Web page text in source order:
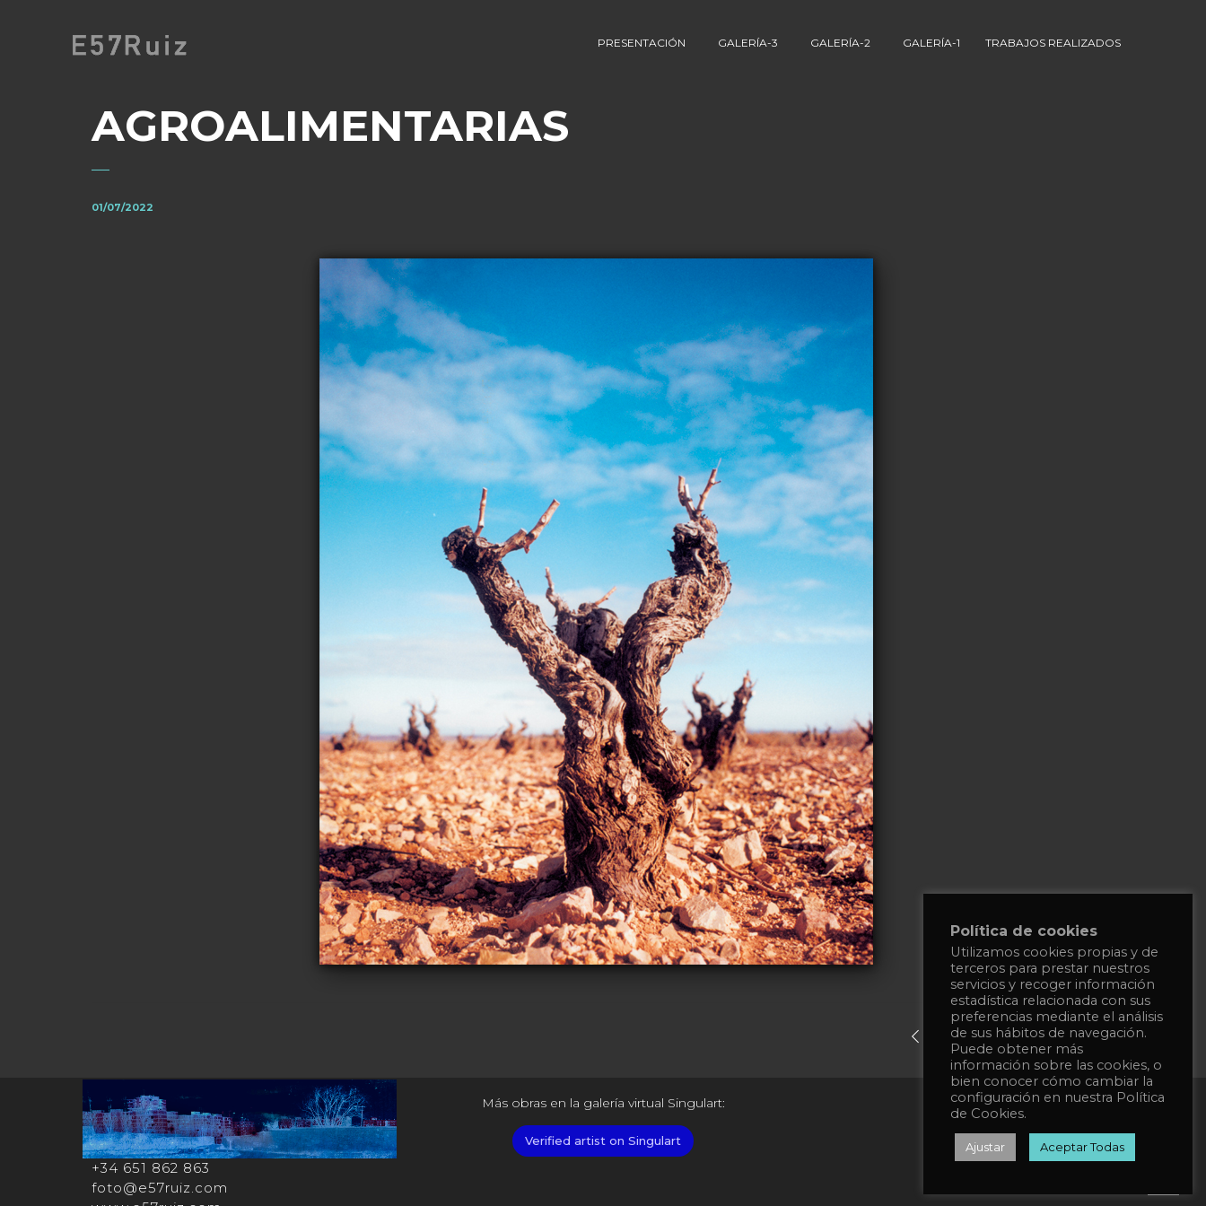
PRESENTACIÓN GALERÍA-3 GALERÍA-2 GALERÍA-1 TRABAJOS REALIZADOS
AGROALIMENTARIAS
01/07/2022
previous post next post
+34 651 862 863
foto@e57ruiz.com
Más obras en la galería virtual Singulart:
Verified artist on Singulart
Privacy Policy
Cookies Policy
Política de cookies
Utilizamos cookies propias y de
terceros para prestar nuestros
servicios y recoger información
estadística relacionada con sus
preferencias mediante el análisis
de sus hábitos de navegación.
Puede obtener más
información sobre las cookies, o
bien conocer cómo cambiar la
configuración en nuestra Política
de Cookies.
Ajustar Aceptar Todas